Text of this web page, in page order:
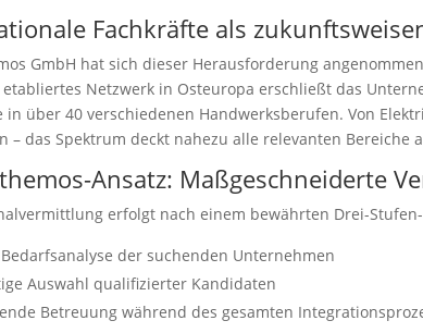
Fachkräfte als
GmbH hat sich dieser Herausforderung
Netzwerk in Osteuropa erschließt das
in über 40 verschiedenen Handwerksberufen. Von
– das Spektrum deckt nahezu alle relevanten Bereiche
Ansatz: Maßgeschneiderte
erfolgt nach einem bewährten Drei-
Bedarfsanalyse der suchenden Unternehmen
Auswahl qualifizierter Kandidaten
Betreuung während des gesamten